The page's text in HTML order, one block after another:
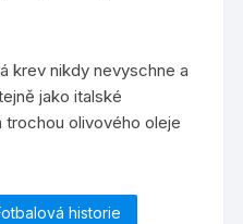
krev nikdy nevyschne a
jako italské
trochou olivového oleje
historie